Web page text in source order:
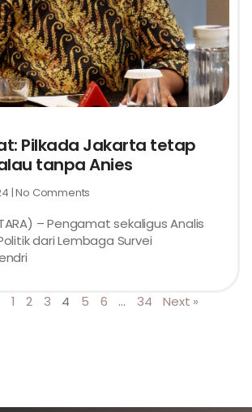
Pilkada Jakarta tetap
tanpa Anies
No Comments
– Pengamat sekaligus Analis
dari Lembaga Survei
1 2 3 4 5 6 … 34 Next »